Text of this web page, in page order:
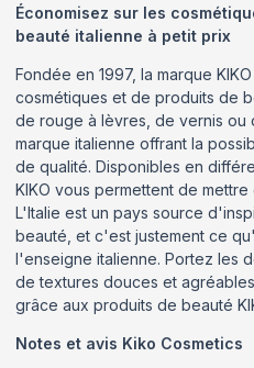
Économisez sur les
beauté italienne à petit prix
Fondée en 1997, la marque
cosmétiques et de produits de
de rouge à lèvres, de vernis ou
marque italienne offrant la
de qualité. Disponibles en
KIKO vous permettent de
L'Italie est un pays source
beauté, et c'est justement ce
l'enseigne italienne. Portez les
de textures douces et
grâce aux produits de beauté
Notes et avis Kiko Cosmetics